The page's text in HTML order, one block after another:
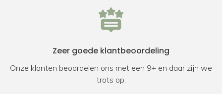
Zeer goede klantbeoordeling
Onze klanten beoordelen ons met een 9+ en daar zijn we
trots op.